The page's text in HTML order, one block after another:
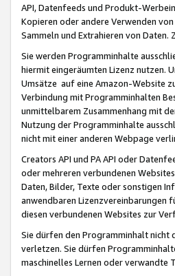
API, Datenfeeds und Produkt-
Kopieren oder andere Verwenden
Sammeln und Extrahieren von
Sie werden Programminhalte
hiermit eingeräumten Lizenz nutzen.
Umsätze auf eine Amazon-Website
Verbindung mit Programminhalten
unmittelbarem Zusammenhang mit
Nutzung der Programminhalte
nicht mit einer anderen Webpage
Creators API und PA API oder
oder mehreren verbundenen
Daten, Bilder, Texte oder sonstigen
anwendbaren Lizenzvereinbarungen
diesen verbundenen Websites zur
Sie dürfen den Programminhalt nicht
verletzen. Sie dürfen
maschinelles Lernen oder verwandte